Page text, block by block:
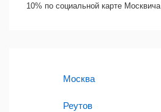
10% по социальной карте Москвича
Москва
Реутов